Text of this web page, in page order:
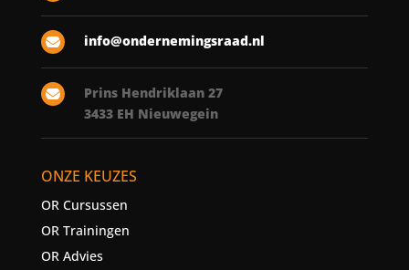
 info@ondernemingsraad.nl

Prins Hendriklaan 27
3433 EH Nieuwegein
ONZE KEUZES
OR Cursussen
OR Trainingen
OR Advies